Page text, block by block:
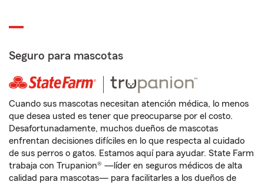
Seguro para mascotas
Cuando sus mascotas necesitan atención médica, lo menos
que desea usted es tener que preocuparse por el costo.
Desafortunadamente, muchos dueños de mascotas
enfrentan decisiones difíciles en lo que respecta al cuidado
de sus perros o gatos. Estamos aquí para ayudar. State Farm
trabaja con Trupanion® —líder en seguros médicos de alta
calidad para mascotas— para facilitarles a los dueños de